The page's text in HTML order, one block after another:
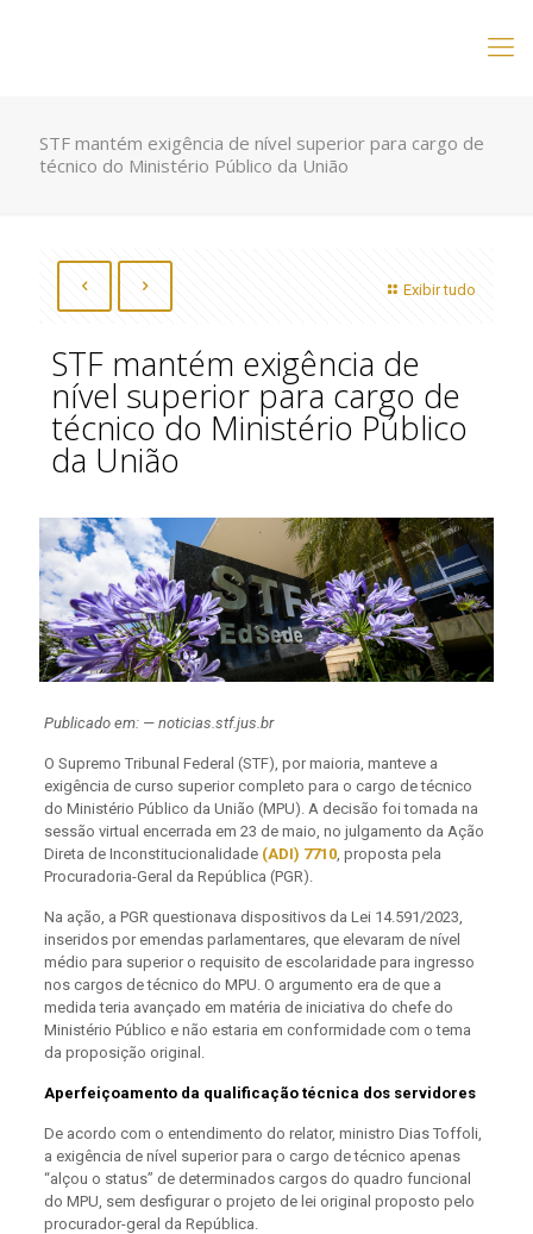
STF mantém exigência de nível superior para cargo de
técnico do Ministério Público da União
Exibir tudo
STF mantém exigência de
nível superior para cargo de
técnico do Ministério Público
da União
Publicado em: — noticias.stf.jus.br
O Supremo Tribunal Federal (STF), por maioria, manteve a
exigência de curso superior completo para o cargo de técnico
do Ministério Público da União (MPU). A decisão foi tomada na
sessão virtual encerrada em 23 de maio, no julgamento da Ação
Direta de Inconstitucionalidade(ADI) 7710, proposta pela
Procuradoria-Geral da República (PGR).
Na ação, a PGR questionava dispositivos da Lei 14.591/2023,
inseridos por emendas parlamentares, que elevaram de nível
médio para superior o requisito de escolaridade para ingresso
nos cargos de técnico do MPU. O argumento era de que a
medida teria avançado em matéria de iniciativa do chefe do
Ministério Público e não estaria em conformidade com o tema
da proposição original.
Aperfeiçoamento da qualificação técnica dos servidores
De acordo com o entendimento do relator, ministro Dias Toffoli,
a exigência de nível superior para o cargo de técnico apenas
“alçou o status” de determinados cargos do quadro funcional
do MPU, sem desfigurar o projeto de lei original proposto pelo
procurador-geral da República.